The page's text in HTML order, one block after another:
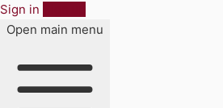
Sign in
Open main menu